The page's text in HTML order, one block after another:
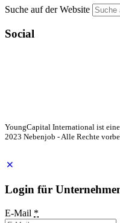
Suche auf der Website
Social
YoungCapital International ist
2023 Nebenjob - Alle Rechte
Login für
E-Mail *